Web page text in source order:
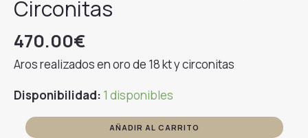
Circonitas
470.00€
Aros realizados en oro de 18 kt y circonitas
Disponibilidad: 1 disponibles
Pendientes
AÑADIR AL CARRITO